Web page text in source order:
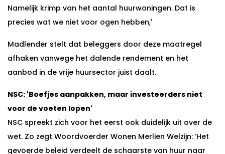
Namelijk krimp van het aantal huurwoningen. Dat is
precies wat we niet voor ogen hebben,'
Madlender stelt dat beleggers door deze maatregel
afhaken vanwege het dalende rendement en het
aanbod in de vrije huursector juist daalt.
NSC: 'Boefjes aanpakken, maar investeerders niet
voor de voeten lopen'
NSC spreekt zich voor het eerst ook duidelijk uit over de
wet. Zo zegt Woordvoerder Wonen Merlien Welzijn: ‘Het
gevoerde beleid verdeelt de schaarste van huur naar